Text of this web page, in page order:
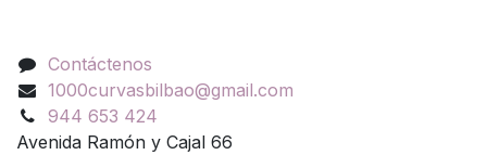
Contáctenos
1000curvasbilbao@gmail.com
944 653 424
Avenida Ramón y Cajal 66